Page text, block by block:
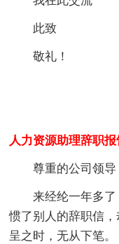
此致
敬礼！
人力资源助理辞职报
尊重的公司领导
来经纶一年多
惯了别人的辞职信
呈之时，无从下笔。